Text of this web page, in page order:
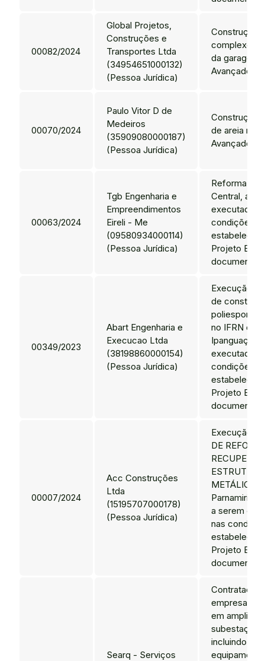
00082/2024
Global Projetos,
Construções e
Transportes Ltda
(34954651000132)
(Pessoa Jurídica)
Construção
complexo
da garagem
Avançado
00070/2024
Paulo Vitor D de
Medeiros
(35909080000187)
(Pessoa Jurídica)
Construção
de areia no
Avançado
00063/2024
Tgb Engenharia e
Empreendimentos
Eireli - Me
(09580934000114)
(Pessoa Jurídica)
Reforma do
Central, a
executadas
condições
Projeto
00349/2023
Abart Engenharia e
Execucao Ltda
(38198860000154)
(Pessoa Jurídica)
Execução
de
poliesportiva
no IFRN do
Ipanguaçu,
executadas
condições
Projeto
00007/2024
Acc Construções
Ltda
(15195707000178)
(Pessoa Jurídica)
Execução
DE
ESTRUTURA
METÁLICA
Parnamirim,
a serem
nas
Projeto
Searq - Serviços
Contratação
empresa
em
subestação
incluindo